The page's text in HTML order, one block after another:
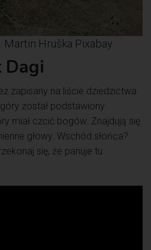
Martin Hruška Pixabay
Dagi
zapisany na liście dziedzictwa
został podstawiony
miał czcić bogów. Znajdują się
głowy. Wschód słońca?
się, że panuje tu